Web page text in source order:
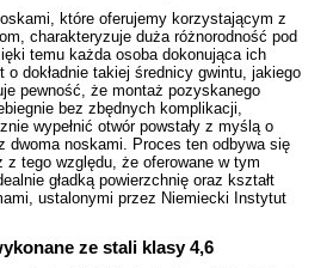
wpusty, kołki
sworznie
nity i nitonakrętki
korki gwintowane
wkręty do metalu
które oferujemy korzystającym z
charakteryzuje duża różnorodność pod
temu każda osoba dokonująca ich
dokładnie takiej średnicy gwintu, jakiego
pewność, że montaż pozyskanego
bez zbędnych komplikacji,
wypełnić otwór powstały z myślą o
dwoma noskami. Proces ten odbywa się
z tego względu, że oferowane w tym
gładką powierzchnię oraz kształt
ustalonymi przez Niemiecki Instytut
ze stali klasy 4,6